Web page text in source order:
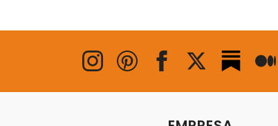
Arnés con bozal de
Arnés